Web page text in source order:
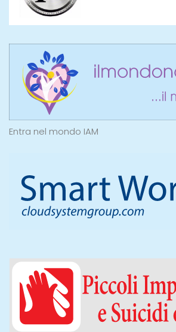
Entra nel mondo IAM